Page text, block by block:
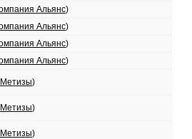
Альянс)
Альянс)
Альянс)
Альянс)
)
)
)